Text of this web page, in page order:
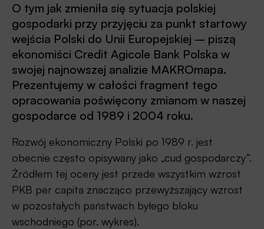
O tym jak zmieniła się sytuacja polskiej
gospodarki przy przyjęciu za punkt startowy
wejścia Polski do Unii Europejskiej – piszą
ekonomiści Credit Agicole Bank Polska w
swojej najnowszej analizie MAKROmapa.
Prezentujemy w całości fragment tego
opracowania poświęcony zmianom w naszej
gospodarce od 1989 i 2004 roku.
Rozwój ekonomiczny Polski po 1989 r. jest
obecnie często opisywany jako „cud gospodarczy”.
Źródłem tej oceny jest przede wszystkim wzrost
PKB per capita znacząco przewyższający wzrost
w pozostałych państwach byłego bloku
wschodniego (por. wykres).